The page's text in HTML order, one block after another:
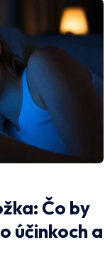
Čo by
účinkoch a